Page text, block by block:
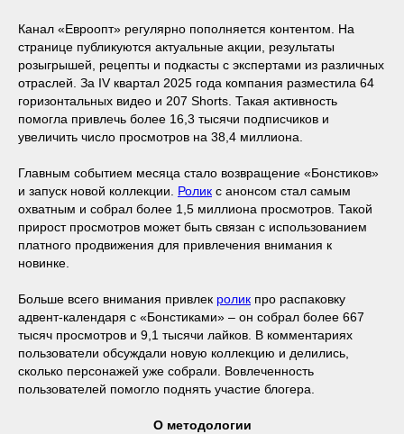
Канал «Евроопт» регулярно пополняется контентом. На
странице публикуются актуальные акции, результаты
розыгрышей, рецепты и подкасты с экспертами из различных
отраслей. За IV квартал 2025 года компания разместила 64
горизонтальных видео и 207 Shorts. Такая активность
помогла привлечь более 16,3 тысячи подписчиков и
увеличить число просмотров на 38,4 миллиона.
Главным событием месяца стало возвращение «Бонстиков»
и запуск новой коллекции. Ролик с анонсом стал самым
охватным и собрал более 1,5 миллиона просмотров. Такой
прирост просмотров может быть связан с использованием
платного продвижения для привлечения внимания к
новинке.
Больше всего внимания привлек ролик про распаковку
адвент-календаря с «Бонстиками» – он собрал более 667
тысяч просмотров и 9,1 тысячи лайков. В комментариях
пользователи обсуждали новую коллекцию и делились,
сколько персонажей уже собрали. Вовлеченность
пользователей помогло поднять участие блогера.
О методологии